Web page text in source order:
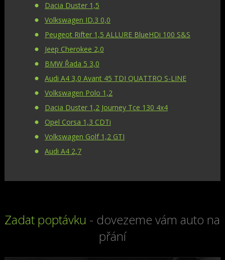
Dacia Duster 1,5
Volkswagen ID.3 0,0
Peugeot Rifter 1,5 ALLURE BlueHDi 100 S&S
Jeep Cherokee 2,0
BMW Řada 5 3,0
Audi A4 3,0 Avant 45 TDI QUATTRO S-LINE
Volkswagen Polo 1,2
Dacia Duster 1,2 Journey Tce 130 4x4
Opel Corsa 1,3 CDTi
Volkswagen Golf 1,2 GTI
Audi A4 2,7
Zadat poptávku - dovezeme vám auto na
přání